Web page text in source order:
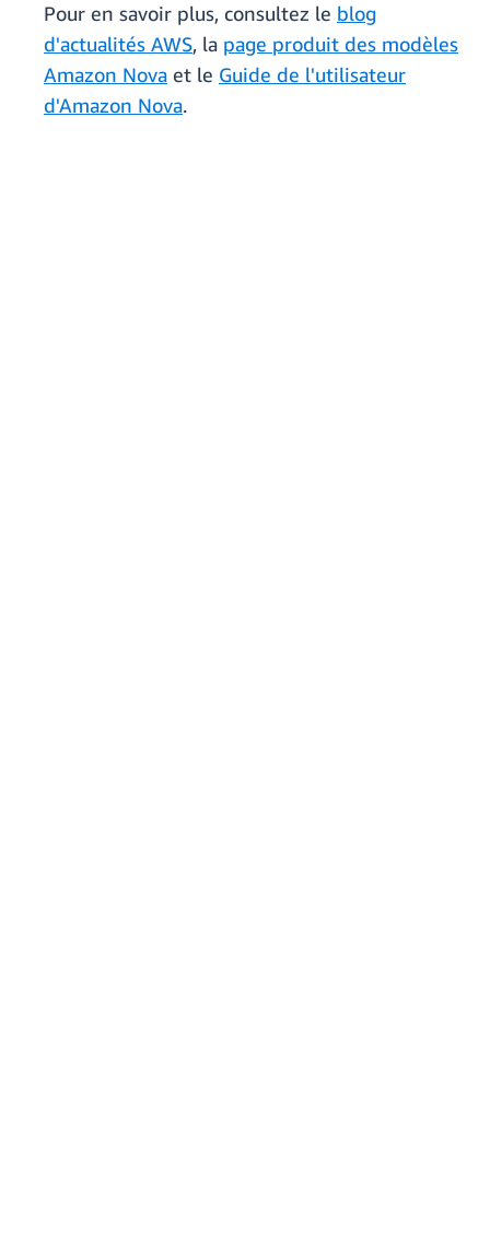
Pour en savoir plus, consultez le blog
d'actualités AWS, la page produit des modèles
Amazon Nova et le Guide de l'utilisateur
d'Amazon Nova.